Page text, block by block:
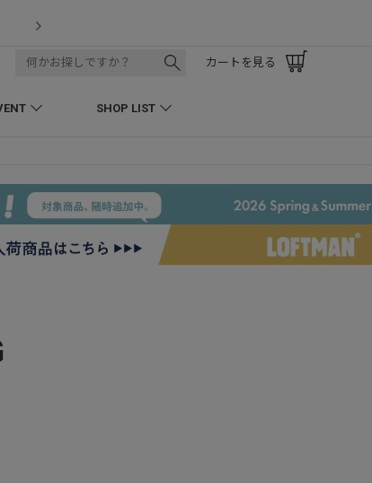
SHOP LIST
カートを見る